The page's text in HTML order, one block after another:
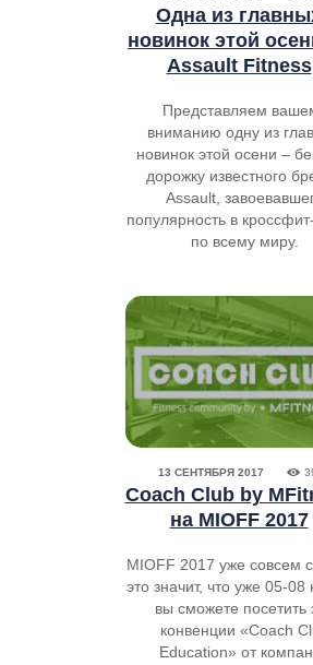
Одна из
новинок этой
Assault Fitness
Представляем
вниманию одну из
новинок этой осени –
дорожку известного
Assault,
популярность в
по всему миру.
13 СЕНТЯБРЯ 2017
Coach Club by
на MIOFF 2017
MIOFF 2017 уже совсем
это значит, что уже 05-08
вы сможете посетить
конвенции «Coach
Education» от